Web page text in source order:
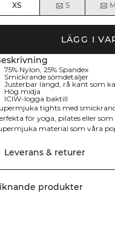
XS S
LÄGG I
75% Nylon, 25% Spandex
Smickrande sömdetaljer
Justerbar längd, rå kant som
Hög midja
ICIW-logga baktill
tights med
för yoga, pilates eller
material som våra
på plats, och den råa
Leverans & returer
produkter